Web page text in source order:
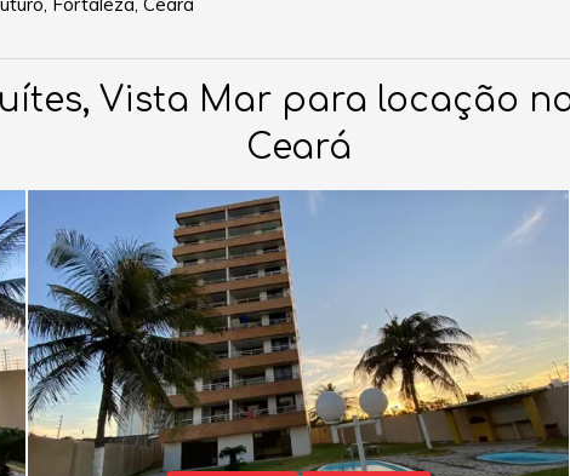
Vista Mar para locação
Ceará